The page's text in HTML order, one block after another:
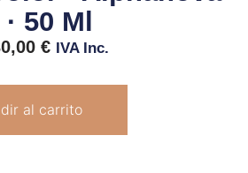
· 50 Ml
€ IVA Inc.
al carrito